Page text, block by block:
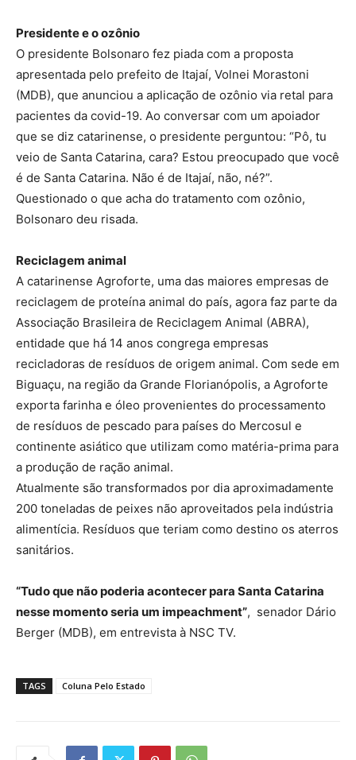
Presidente e o ozônio
O presidente Bolsonaro fez piada com a proposta
apresentada pelo prefeito de Itajaí, Volnei Morastoni
(MDB), que anunciou a aplicação de ozônio via retal para
pacientes da covid-19. Ao conversar com um apoiador
que se diz catarinense, o presidente perguntou: “Pô, tu
veio de Santa Catarina, cara? Estou preocupado que você
é de Santa Catarina. Não é de Itajaí, não, né?”.
Questionado o que acha do tratamento com ozônio,
Bolsonaro deu risada.
Reciclagem animal
A catarinense Agroforte, uma das maiores empresas de
reciclagem de proteína animal do país, agora faz parte da
Associação Brasileira de Reciclagem Animal (ABRA),
entidade que há 14 anos congrega empresas
recicladoras de resíduos de origem animal. Com sede em
Biguaçu, na região da Grande Florianópolis, a Agroforte
exporta farinha e óleo provenientes do processamento
de resíduos de pescado para países do Mercosul e
continente asiático que utilizam como matéria-prima para
a produção de ração animal.
Atualmente são transformados por dia aproximadamente
200 toneladas de peixes não aproveitados pela indústria
alimentícia. Resíduos que teriam como destino os aterros
sanitários.
“Tudo que não poderia acontecer para Santa Catarina
nesse momento seria um impeachment”, senador Dário
Berger (MDB), em entrevista à NSC TV.
TAGS Coluna Pelo Estado